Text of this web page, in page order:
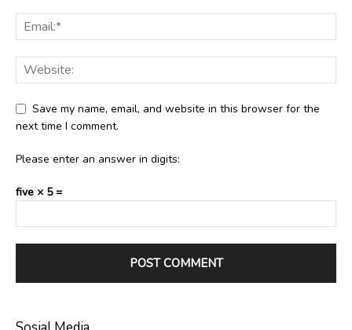
Save my name, email, and website in this browser for the
next time I comment.
Please enter an answer in digits:
five × 5 =